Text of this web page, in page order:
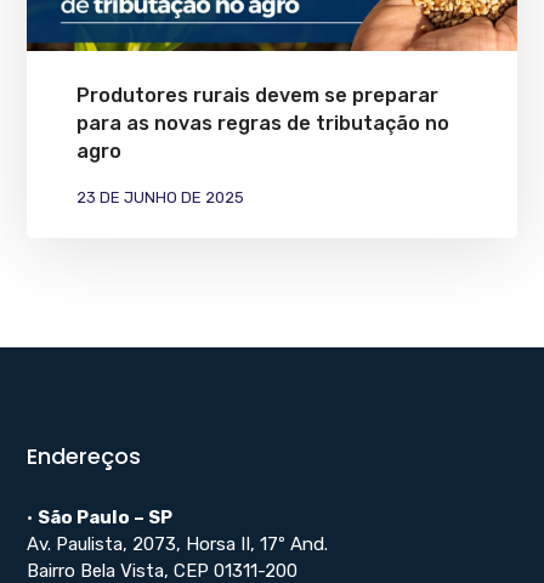
Produtores rurais devem se preparar
para as novas regras de tributação no
agro
23 DE JUNHO DE 2025
Endereços
• São Paulo – SP
Av. Paulista, 2073, Horsa II, 17º And.
Bairro Bela Vista, CEP 01311-200